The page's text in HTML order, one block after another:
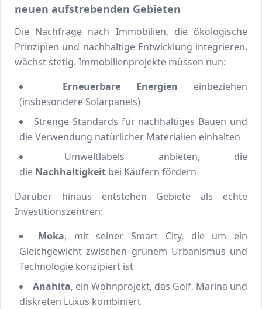
neuen aufstrebenden Gebieten
Die Nachfrage nach Immobilien, die ökologische
Prinzipien und nachhaltige Entwicklung integrieren,
wächst stetig. Immobilienprojekte müssen nun:
Erneuerbare Energien einbeziehen
(insbesondere Solarpanels)
Strenge Standards für nachhaltiges Bauen und
die Verwendung natürlicher Materialien einhalten
Umweltlabels anbieten, die
die Nachhaltigkeit bei Käufern fördern
Darüber hinaus entstehen Gebiete als echte
Investitionszentren:
Moka, mit seiner Smart City, die um ein
Gleichgewicht zwischen grünem Urbanismus und
Technologie konzipiert ist
Anahita, ein Wohnprojekt, das Golf, Marina und
diskreten Luxus kombiniert